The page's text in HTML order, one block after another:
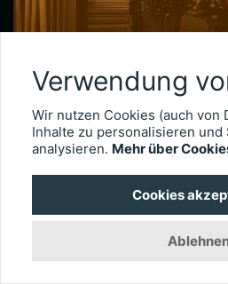
Verwendung
Wir nutzen Cookies (auch von
Inhalte zu personalisieren
analysieren. Mehr über
Cookies